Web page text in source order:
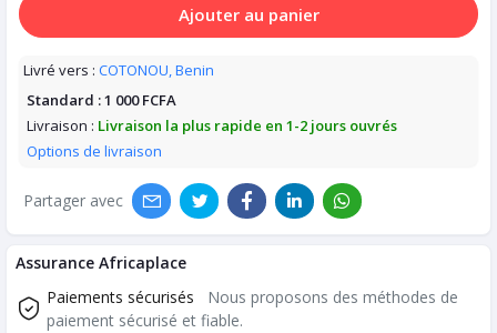
Ajouter au panier
Livré vers : COTONOU, Benin
Standard :1 000 FCFA
Livraison : Livraison la plus rapide en 1-2 jours ouvrés
Options de livraison
Partager avec
Assurance Africaplace
Paiements sécurisés
Nous proposons des méthodes de
paiement sécurisé et fiable.